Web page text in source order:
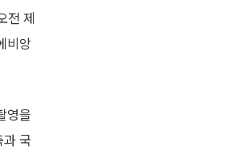
전 제
비앙
영을
과 국